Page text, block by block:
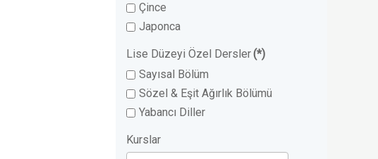
Çince
Japonca
Lise Düzeyi Özel Dersler(*)
Sayısal Bölüm
Sözel & Eşit Ağırlık Bölümü
Yabancı Diller
Kurslar